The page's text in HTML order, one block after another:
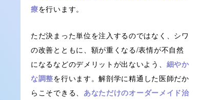
療を行います。
ただ決まった単位を注入するのではなく、シワ
の改善とともに、額が重くなる/表情が不自然
になるなどのデメリットが出ないよう、 細やか
な調整を行います。解剖学に精通した医師だか
らこそできる、 あなただけのオーダーメイド治